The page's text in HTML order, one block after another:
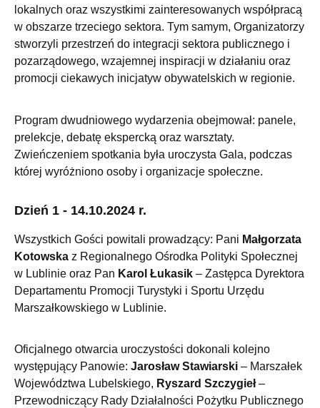
lokalnych oraz wszystkimi zainteresowanych współpracą
w obszarze trzeciego sektora. Tym samym, Organizatorzy
stworzyli przestrzeń do integracji sektora publicznego i
pozarządowego, wzajemnej inspiracji w działaniu oraz
promocji ciekawych inicjatyw obywatelskich w regionie.
Program dwudniowego wydarzenia obejmował: panele,
prelekcje, debatę ekspercką oraz warsztaty.
Zwieńczeniem spotkania była uroczysta Gala, podczas
której wyróżniono osoby i organizacje społeczne.
Dzień 1 - 14.10.2024 r.
Wszystkich Gości powitali prowadzący: Pani Małgorzata
Kotowska z Regionalnego Ośrodka Polityki Społecznej
w Lublinie oraz Pan Karol Łukasik – Zastępca Dyrektora
Departamentu Promocji Turystyki i Sportu Urzędu
Marszałkowskiego w Lublinie.
Oficjalnego otwarcia uroczystości dokonali kolejno
występujący Panowie: Jarosław Stawiarski – Marszałek
Województwa Lubelskiego, Ryszard Szczygieł–
Przewodniczący Rady Działalności Pożytku Publicznego